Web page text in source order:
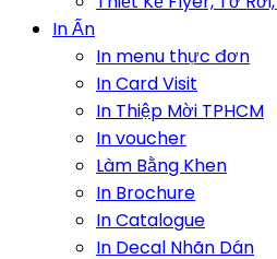
In Ấn
In menu thực đơn
In Card Visit
In Thiệp Mời TPHCM
In voucher
Làm Bằng Khen
In Brochure
In Catalogue
In Decal Nhãn Dán